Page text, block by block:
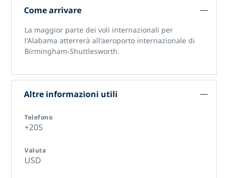
Come arrivare
La maggior parte dei voli internazionali per
l'Alabama atterrerà all'aeroporto internazionale di
Birmingham-Shuttlesworth.
Altre informazioni utili
Telefono
+205
Valuta
USD